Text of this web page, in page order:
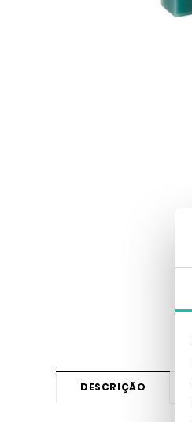
DESCRIÇÃO